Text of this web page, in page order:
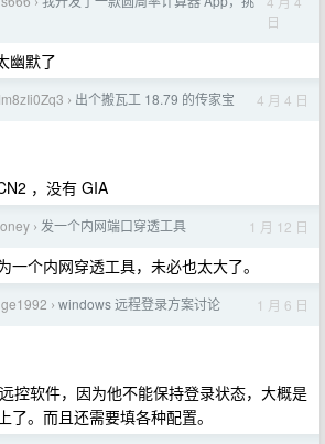
日
幽默了
› 出个搬瓦工 18.79 的传家宝 4 月 4 日
，没有 GIA
› 发一个内网端口穿透工具 1 月 12 日
一个内网穿透工具，未必也太大了。
› windows 远程登录方案讨论 1 月 6 日
控软件，因为他不能保持登录状态，大概是
了。而且还需要填各种配置。